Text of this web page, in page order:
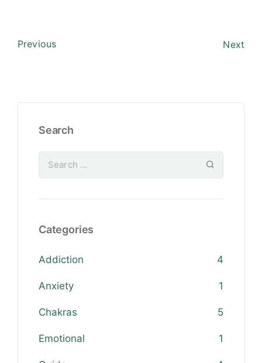
Previous Next
Search
Categories
Addiction 4
Anxiety 1
Chakras 5
Emotional 1